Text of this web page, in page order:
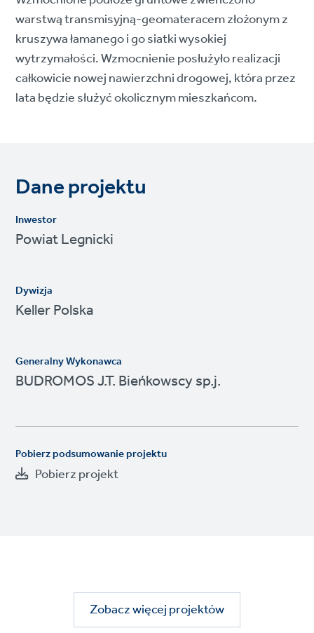
warstwą transmisyjną-geomateracem złożonym z
kruszywa łamanego i go siatki wysokiej
wytrzymałości. Wzmocnienie posłużyło realizacji
całkowicie nowej nawierzchni drogowej, która przez
lata będzie służyć okolicznym mieszkańcom.
Dane projektu
Inwestor
Powiat Legnicki
Dywizja
Keller Polska
Generalny Wykonawca
BUDROMOS J.T. Bieńkowscy sp.j.
Pobierz podsumowanie projektu
Pobierz projekt
Zobacz więcej projektów